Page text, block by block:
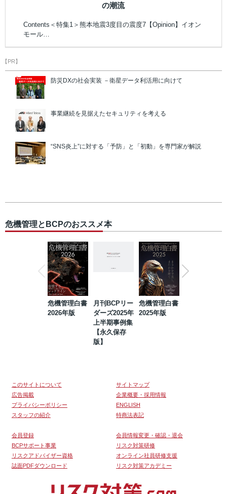
の潮流
Contents＜特集1＞熊本地震3度目の震度7【Opinion】イオン
モール…
【PR】
防災DXの社会実装 －衛星データ利活用に向けて
事業継続を見据えたセキュリティを考える
“SNS炎上”に対する「予防」と「初動」を専門家が解説
危機管理とBCPのおススメ本
危機管理白書
2026年版
月刊BCPリー
ダーズ2025年
上半期事例集
【永久保存
版】
危機管理白書
2025年版
このサイトについて
サイトマップ
広告掲載
企業概要・採用情報
プライバシーポリシー
ENGLISH
スタッフの紹介
特商法表記
会員登録
会員情報変更・確認・退会
BCPサポート事業
リスク対策研修
リスクアドバイザー資格
オンライン社員研修支援
誌面PDFダウンロード
リスク対策アカデミー